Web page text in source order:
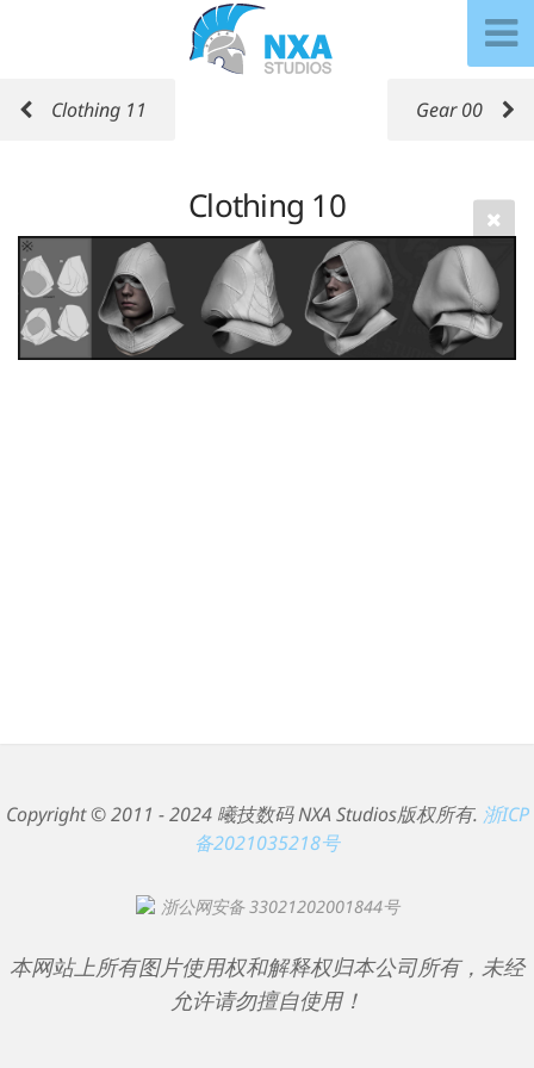
Clothing 11 Gear 00
Clothing 10
Copyright © 2011 - 2024 曦技数码 NXA Studios版权所有. 浙ICP
备2021035218号
浙公网安备 33021202001844号
本网站上所有图片使用权和解释权归本公司所有，未经
允许请勿擅自使用！